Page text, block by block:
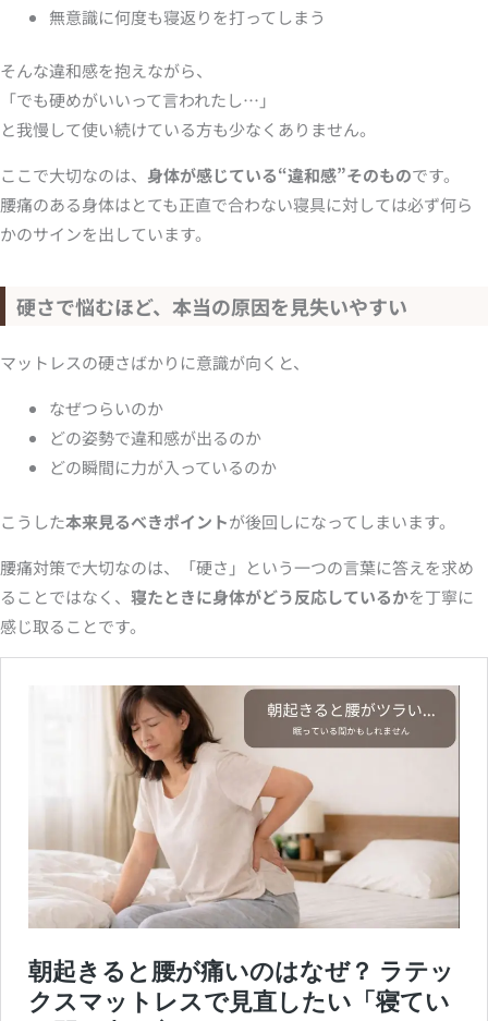
無意識に何度も寝返りを打ってしまう
そんな違和感を抱えながら、
「でも硬めがいいって言われたし…」
と我慢して使い続けている方も少なくありません。
ここで大切なのは、 身体が感じている“違和感”そのものです。
腰痛のある身体はとても正直で合わない寝具に対しては必ず何ら
かのサインを出しています。
硬さで悩むほど、本当の原因を見失いやすい
マットレスの硬さばかりに意識が向くと、
なぜつらいのか
どの姿勢で違和感が出るのか
どの瞬間に力が入っているのか
こうした本来見るべきポイントが後回しになってしまいます。
腰痛対策で大切なのは、「硬さ」という一つの言葉に答えを求め
ることではなく、 寝たときに身体がどう反応しているかを丁寧に
感じ取ることです。